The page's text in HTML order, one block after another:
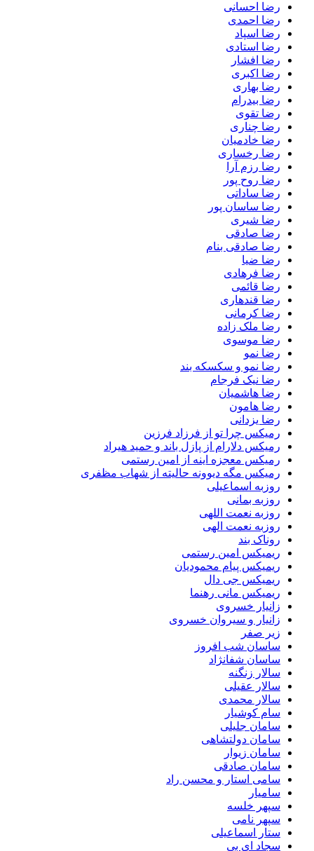
رضا احسانی
رضا احمدی
رضا اسپاد
رضا استادی
رضا افشار
رضا اکبری
رضا بهاری
رضا بیدرام
رضا تقوی
رضا چناری
رضا خادمیان
رضا رخساری
رضا رزم آرا
رضا روح پور
رضا ساداتی
رضا ساسان پور
رضا شیری
رضا صادقی
رضا صادقی بنام
رضا ضیا
رضا فرهادی
رضا قائمی
رضا قندهاری
رضا کرمانی
رضا ملک زاده
رضا موسوی
رضا نمو
رضا نمو و سکسکه بند
رضا نیک فرجام
رضا هاشمیان
رضا هامون
رضا یزدانی
رمیکس چرا تو از فرزاد فرزین
رمیکس دلارام از پازل باند و حمید هیراد
رمیکس معجزه اینه از امین رستمی
رمیکس مگه دیوونه حالیته از شهاب مظفری
روزبه اسماعیلی
روزبه بمانی
روزبه نعمت اللهی
روزبه نعمت الهی
روناک بند
ریمیکس امین رستمی
ریمیکس پیام محمودیان
ریمیکس جی دال
ریمیکس مانی رهنما
زانیار خسروی
زانیار و سیروان خسروی
زیر صفر
ساسان شب افروز
ساسان شفانژاد
سالار زنگنه
سالار عقیلی
سالار محمدی
سام کوشیار
سامان جلیلی
سامان دولتشاهی
سامان زیوار
سامان صادقی
سامی استار و محسن راد
سامیار
سپهر خلسه
سپهر نامی
ستار اسماعیلی
سجاد ای بی